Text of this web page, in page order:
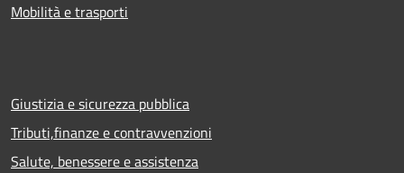
Mobilità e trasporti
Giustizia e sicurezza pubblica
Tributi,finanze e contravvenzioni
Salute, benessere e assistenza